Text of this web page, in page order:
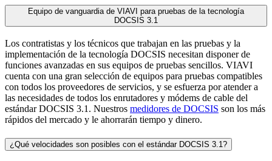
Equipo de vanguardia de VIAVI para pruebas de la tecnología
DOCSIS 3.1
Los contratistas y los técnicos que trabajan en las pruebas y la
implementación de la tecnología DOCSIS necesitan disponer de
funciones avanzadas en sus equipos de pruebas sencillos. VIAVI
cuenta con una gran selección de equipos para pruebas compatibles
con todos los proveedores de servicios, y se esfuerza por atender a
las necesidades de todos los enrutadores y módems de cable del
estándar DOCSIS 3.1. Nuestros medidores de DOCSIS son los más
rápidos del mercado y le ahorrarán tiempo y dinero.
¿Qué velocidades son posibles con el estándar DOCSIS 3.1?